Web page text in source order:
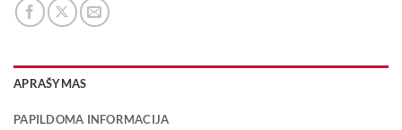
APRAŠYMAS
PAPILDOMA INFORMACIJA